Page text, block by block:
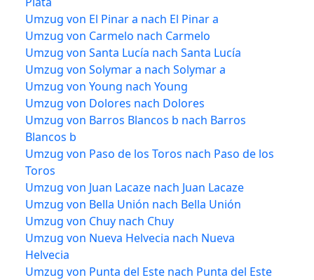
Umzug von El Pinar a nach El Pinar a
Umzug von Carmelo nach Carmelo
Umzug von Santa Lucía nach Santa Lucía
Umzug von Solymar a nach Solymar a
Umzug von Young nach Young
Umzug von Dolores nach Dolores
Umzug von Barros Blancos b nach Barros
Blancos b
Umzug von Paso de los Toros nach Paso de los
Toros
Umzug von Juan Lacaze nach Juan Lacaze
Umzug von Bella Unión nach Bella Unión
Umzug von Chuy nach Chuy
Umzug von Nueva Helvecia nach Nueva
Helvecia
Umzug von Punta del Este nach Punta del Este